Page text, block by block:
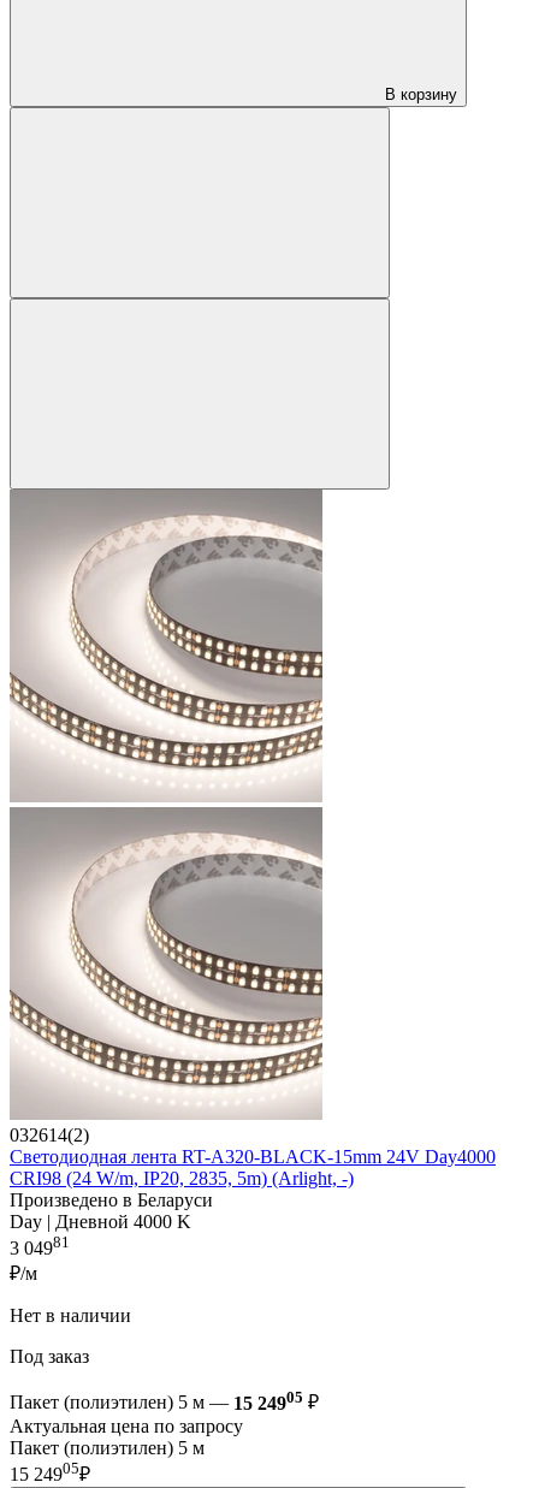
В корзину
032614(2)
Светодиодная лента RT-A320-BLACK-15mm 24V Day4000
CRI98 (24 W/m, IP20, 2835, 5m) (Arlight, -)
Произведено в Беларуси
Day | Дневной 4000 K
3 04981
₽/м
Нет в наличии
Под заказ
Пакет (полиэтилен) 5 м — 15 24905 ₽
Актуальная цена по запросу
Пакет (полиэтилен) 5 м
15 24905₽